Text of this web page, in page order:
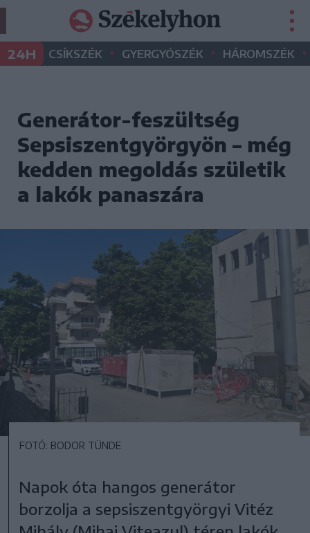
24H CSÍKSZÉK • GYERGYÓSZÉK • HÁROMSZÉK •
Generátor-feszültség
Sepsiszentgyörgyön – még
kedden megoldás születik
a lakók panaszára
FOTÓ: BODOR TÜNDE
Napok óta hangos generátor
borzolja a sepsiszentgyörgyi Vitéz